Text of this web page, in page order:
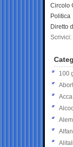
Circolo
Politica
Diretto
100